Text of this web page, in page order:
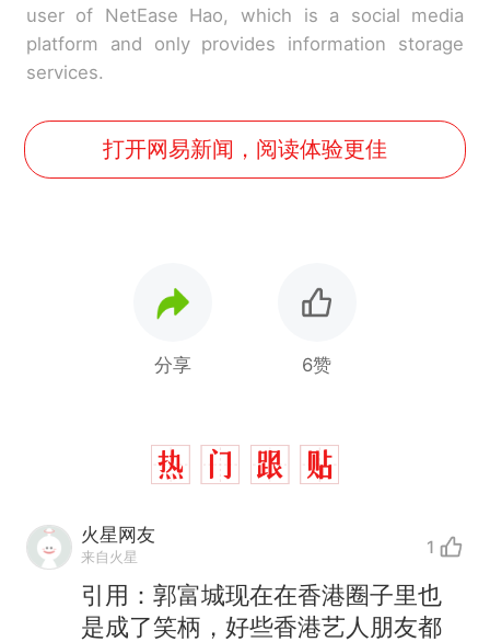
user of NetEase Hao, which is a social media
platform and only provides information storage
services.
打开网易新闻，阅读体验更佳
分享 6赞
火星网友
来自火星 1
引用：郭富城现在在香港圈子里也
是成了笑柄，好些香港艺人朋友都